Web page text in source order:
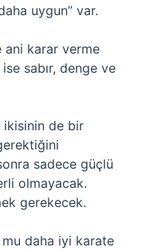
uygun” var.
ani karar verme
sabır, denge ve
ikisinin de bir
sadece güçlü
olmayacak.
gerekecek.
daha iyi karate